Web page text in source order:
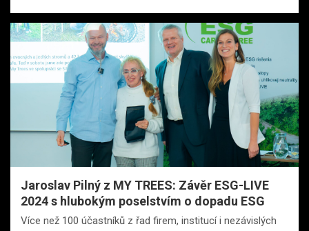
Jaroslav Pilný z MY TREES: Závěr ESG-LIVE
2024 s hlubokým poselstvím o dopadu ESG
Více než 100 účastníků z řad firem, institucí i nezávislých